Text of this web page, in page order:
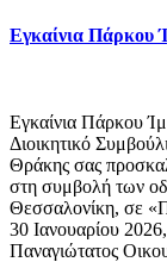
Εγκαίνια Πάρκου
Εγκαίνια Πάρκου
Διοικητικό
Θράκης σας
στη συμβολή των
Θεσσαλονίκη, σε
30 Ιανουαρίου
Παναγιώτατος